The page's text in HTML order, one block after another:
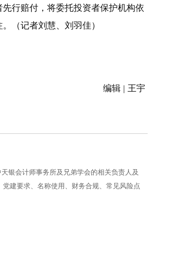
行赔付，将委托投资者保护机构依
（记者刘慧、刘羽佳）
编辑 | 王宇
会计师事务所及兄弟学会的相关负责人及
建要求、名称使用、财务合规、常见风险点